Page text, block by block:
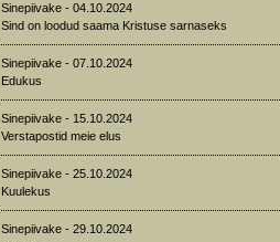
Sinepiivake - 04.10.2024
Sind on loodud saama Kristuse sarnaseks
Sinepiivake - 07.10.2024
Edukus
Sinepiivake - 15.10.2024
Verstapostid meie elus
Sinepiivake - 25.10.2024
Kuulekus
Sinepiivake - 29.10.2024